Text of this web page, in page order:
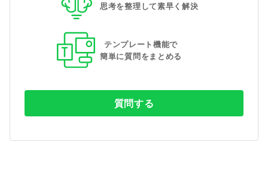
思考を整理して素早く解決
テンプレート機能で
簡単に質問をまとめる
質問する